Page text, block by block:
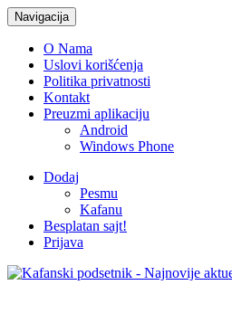
Navigacija
O Nama
Uslovi korišćenja
Politika privatnosti
Kontakt
Preuzmi aplikaciju
Android
Windows Phone
Dodaj
Pesmu
Kafanu
Besplatan sajt!
Prijava